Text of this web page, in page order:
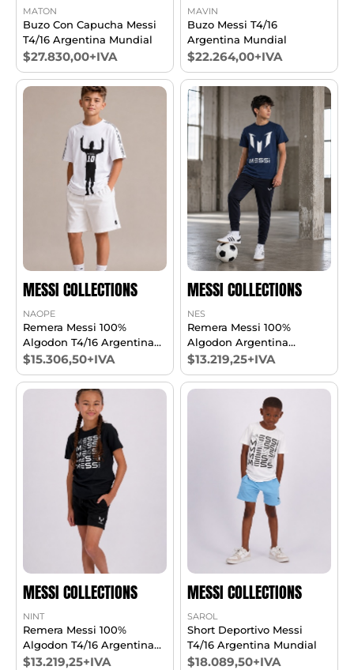
MATON
Buzo Con Capucha Messi
T4/16 Argentina Mundial
$27.830,00+IVA
MAVIN
Buzo Messi T4/16
Argentina Mundial
$22.264,00+IVA
MESSI COLLECTIONS
NAOPE
Remera Messi 100%
Algodon T4/16 Argentina
Mundial
$15.306,50+IVA
MESSI COLLECTIONS
NES
Remera Messi 100%
Algodon Argentina
Mundial
$13.219,25+IVA
MESSI COLLECTIONS
NINT
Remera Messi 100%
Algodon T4/16 Argentina
Mundial
$13.219,25+IVA
MESSI COLLECTIONS
SAROL
Short Deportivo Messi
T4/16 Argentina Mundial
$18.089,50+IVA